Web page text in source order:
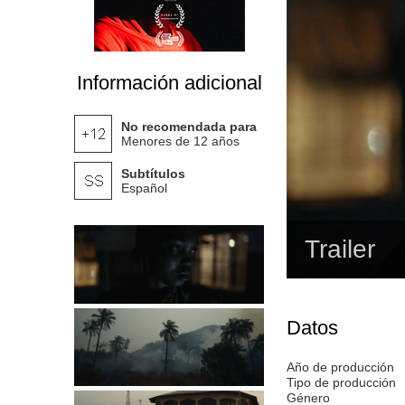
Información adicional
No recomendada para
Menores de 12 años
Subtítulos
Español
Trailer
Datos
Año de producción
Tipo de producción
Género